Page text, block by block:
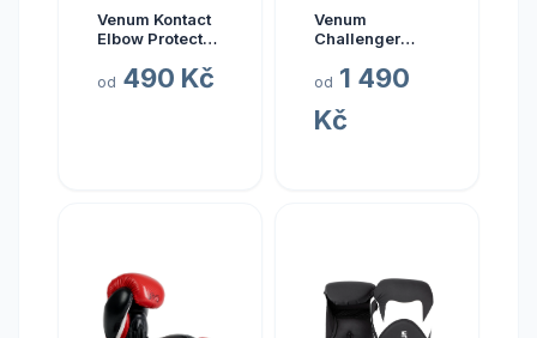
Venum Kontact
Elbow Protector
od 490 Kč
Venum
Challenger
Guards -
Velikost: M
od 1 490
Kč